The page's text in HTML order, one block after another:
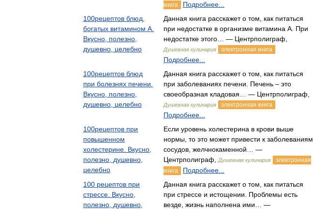
книга
Подробнее...
100рецептов блюд,
богатых витамином А.
Вкусно, полезно,
душевно, целебно
Данная книга расскажет о том, как питаться
при недостатке в организме витамина А. При
недостатке этого… — Центрполиграф,
Душевная кулинария электронная книга
Подробнее...
100рецептов блюд
при болезнях печени.
Вкусно, полезно,
душевно, целебно
Данная книга расскажет о том, как питаться
при заболеваниях печени. Печень – это
своеобразная кладовая… — Центрполиграф,
Душевная кулинария электронная книга
Подробнее...
100рецептов при
повышенном
холестерине. Вкусно,
полезно, душевно,
целебно
Если уровень холестерина в крови выше
нормы, то это может привести к заболеваниям
сосудов, желчнокаменной… —
Центрполиграф,
Душевная кулинария
электронная
книга
Подробнее...
100 рецептов при
стрессе. Вкусно,
полезно, душевно,
Данная книга расскажет о том, как питаться
при стрессе и истощении. Проблемы есть
везде, жизнь наполнена ими… —